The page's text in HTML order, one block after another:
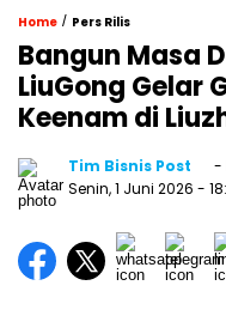
Home / Pers Rilis
Bangun Masa
LiuGong Gelar
Keenam di
Tim Bisnis Post
-
Senin, 1 Juni 2026 -